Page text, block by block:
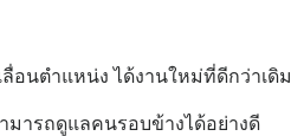
อนตำแหน่ง ได้งานใหม่ที่ดีกว่าเ
มารถดูแลคนรอบข้างได้อย่างดี